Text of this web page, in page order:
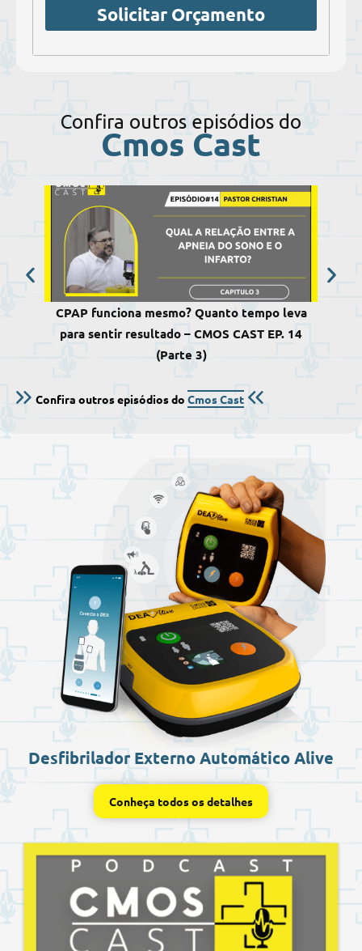
Solicitar Orçamento
Confira outros episódios do
Cmos Cast
CPAP funciona mesmo? Quanto tempo leva
para sentir resultado – CMOS CAST EP. 14
(Parte 3)
Confira outros episódios do Cmos Cast
Desfibrilador Externo Automático Alive
Conheça todos os detalhes